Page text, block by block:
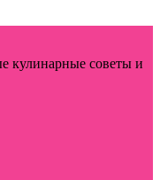
кулинарные советы и